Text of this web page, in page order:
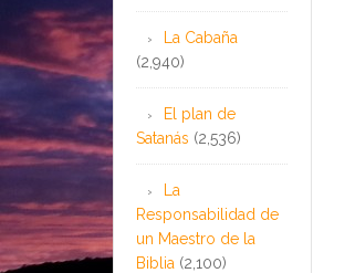
La Cabaña
(2,940)
El plan de
Satanás (2,536)
La
Responsabilidad de
un Maestro de la
Biblia (2,100)